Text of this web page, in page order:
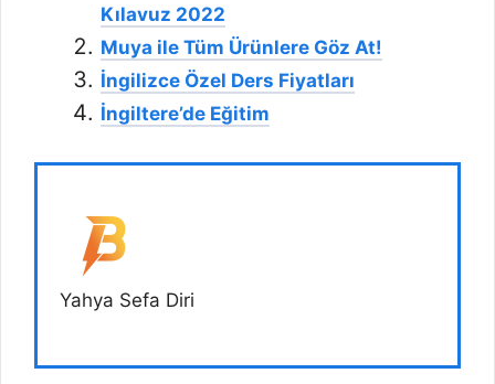
Kılavuz 2022
Muya ile Tüm Ürünlere Göz At!
İngilizce Özel Ders Fiyatları
İngiltere’de Eğitim
Yahya Sefa Diri